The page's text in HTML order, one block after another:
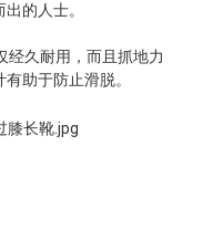
的人士。
经久耐用，而且抓地力
助于防止滑脱。